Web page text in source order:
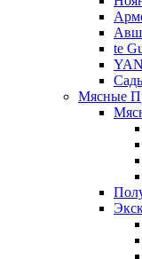
te
YAN
Мясные